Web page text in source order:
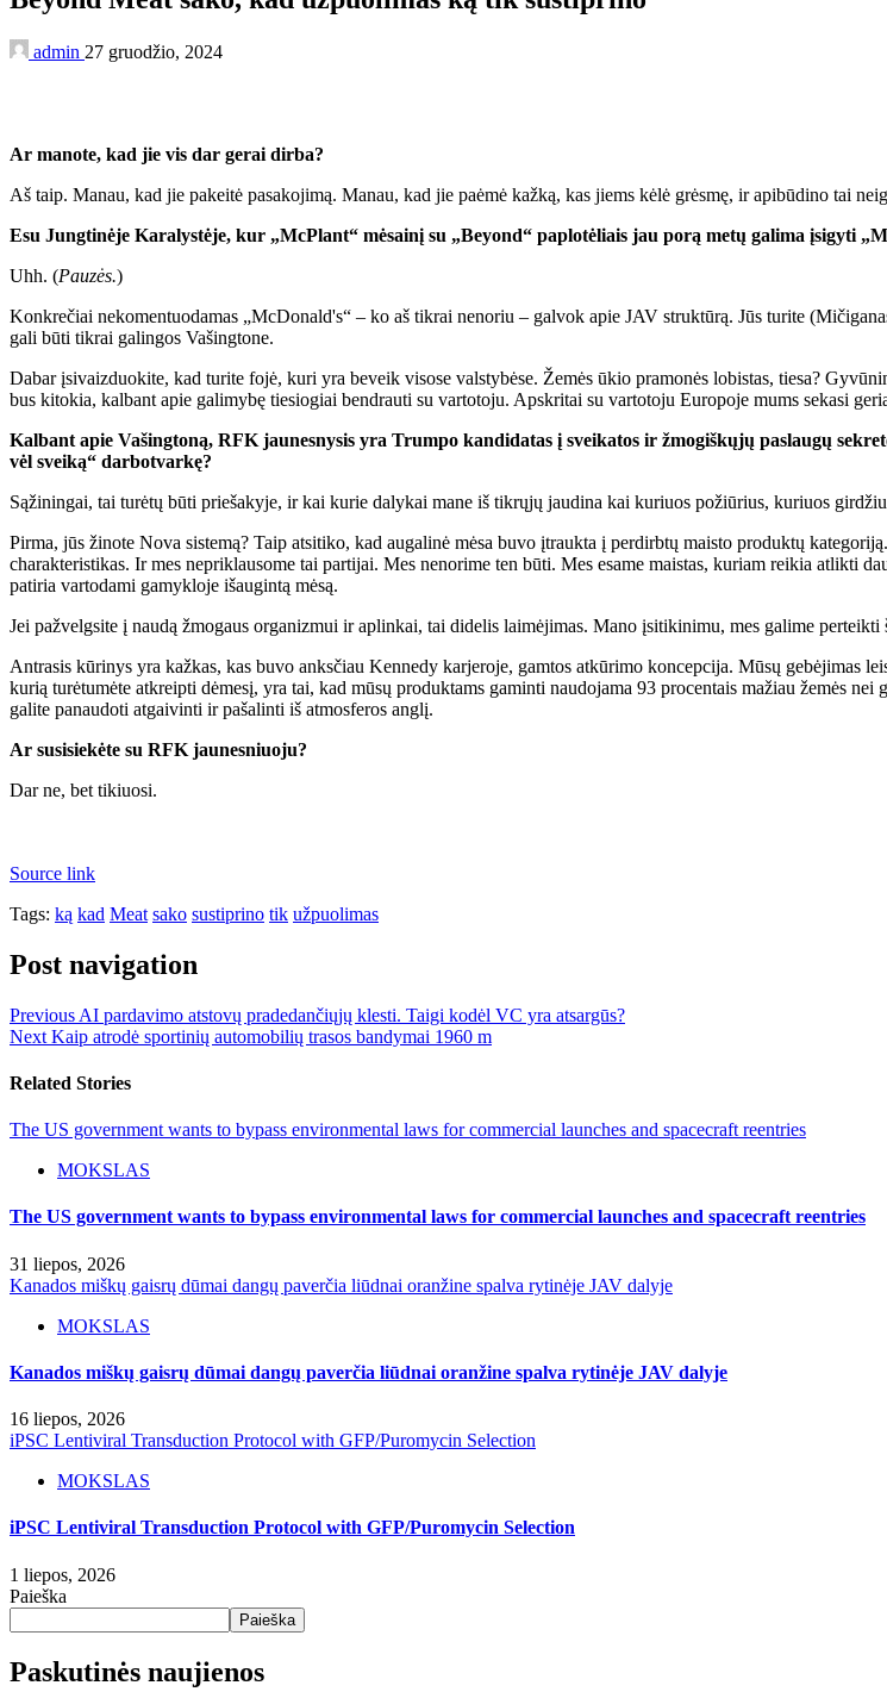
admin 27 gruodžio, 2024
Ar manote, kad jie vis dar gerai dirba?
Aš taip. Manau, kad jie pakeitė pasakojimą. Manau, kad jie paėmė kažką, kas jiems kėlė grėsmę, ir apibūdino tai
Esu Jungtinėje Karalystėje, kur „McPlant“ mėsainį su „Beyond“ paplotėliais jau porą metų galima įsigyti
Uhh. (Pauzės.)
Konkrečiai nekomentuodamas „McDonald's“ – ko aš tikrai nenoriu – galvok apie JAV struktūrą. Jūs turite
gali būti tikrai galingos Vašingtone.
Dabar įsivaizduokite, kad turite fojė, kuri yra beveik visose valstybėse. Žemės ūkio pramonės lobistas, tiesa?
bus kitokia, kalbant apie galimybę tiesiogiai bendrauti su vartotoju. Apskritai su vartotoju Europoje mums sekasi
Kalbant apie Vašingtoną, RFK jaunesnysis yra Trumpo kandidatas į sveikatos ir žmogiškųjų paslaugų
vėl sveiką“ darbotvarkę?
Sąžiningai, tai turėtų būti priešakyje, ir kai kurie dalykai mane iš tikrųjų jaudina kai kuriuos požiūrius, kuriuos
Pirma, jūs žinote Nova sistemą? Taip atsitiko, kad augalinė mėsa buvo įtraukta į perdirbtų maisto produktų
charakteristikas. Ir mes nepriklausome tai partijai. Mes nenorime ten būti. Mes esame maistas, kuriam reikia atlikti
patiria vartodami gamykloje išaugintą mėsą.
Jei pažvelgsite į naudą žmogaus organizmui ir aplinkai, tai didelis laimėjimas. Mano įsitikinimu, mes galime perteikti
Antrasis kūrinys yra kažkas, kas buvo anksčiau Kennedy karjeroje, gamtos atkūrimo koncepcija. Mūsų gebėjimas
kurią turėtumėte atkreipti dėmesį, yra tai, kad mūsų produktams gaminti naudojama 93 procentais mažiau žemės
galite panaudoti atgaivinti ir pašalinti iš atmosferos anglį.
Ar susisiekėte su RFK jaunesniuoju?
Dar ne, bet tikiuosi.
Source link
Tags: ką kad Meat sako sustiprino tik užpuolimas
Post navigation
Previous AI pardavimo atstovų pradedančiųjų klesti. Taigi kodėl VC yra atsargūs?
Next Kaip atrodė sportinių automobilių trasos bandymai 1960 m
Related Stories
The US government wants to bypass environmental laws for commercial launches and spacecraft reentries
MOKSLAS
The US government wants to bypass environmental laws for commercial launches and spacecraft reentries
31 liepos, 2026
Kanados miškų gaisrų dūmai dangų paverčia liūdnai oranžine spalva rytinėje JAV dalyje
MOKSLAS
Kanados miškų gaisrų dūmai dangų paverčia liūdnai oranžine spalva rytinėje JAV dalyje
16 liepos, 2026
iPSC Lentiviral Transduction Protocol with GFP/Puromycin Selection
MOKSLAS
iPSC Lentiviral Transduction Protocol with GFP/Puromycin Selection
1 liepos, 2026
Paieška
Paieška
Paskutinės naujienos